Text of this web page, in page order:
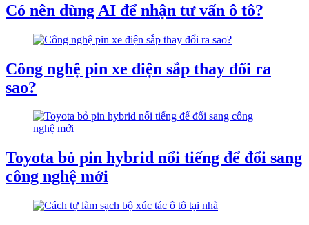
Có nên dùng AI để nhận tư vấn ô tô?
Công nghệ pin xe điện sắp thay đổi ra
sao?
Toyota bỏ pin hybrid nổi tiếng để đổi sang
công nghệ mới